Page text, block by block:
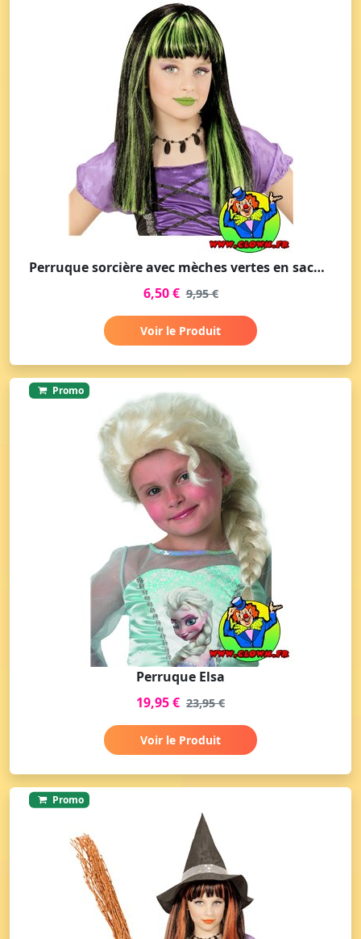
Perruque sorcière avec mèches vertes en sachet
6,50 € 9,95 €
Voir le Produit
Promo
Perruque Elsa
19,95 € 23,95 €
Voir le Produit
Promo